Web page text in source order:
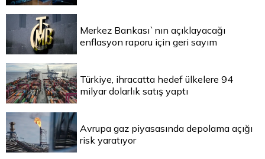
Merkez Bankası`nın açıklayacağı
enflasyon raporu için geri sayım
Türkiye, ihracatta hedef ülkelere 94
milyar dolarlık satış yaptı
Avrupa gaz piyasasında depolama açığı
risk yaratıyor